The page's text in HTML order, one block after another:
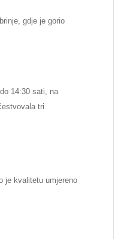
gdje je gorio
14:30 sati, na
tri
je kvalitetu umjereno